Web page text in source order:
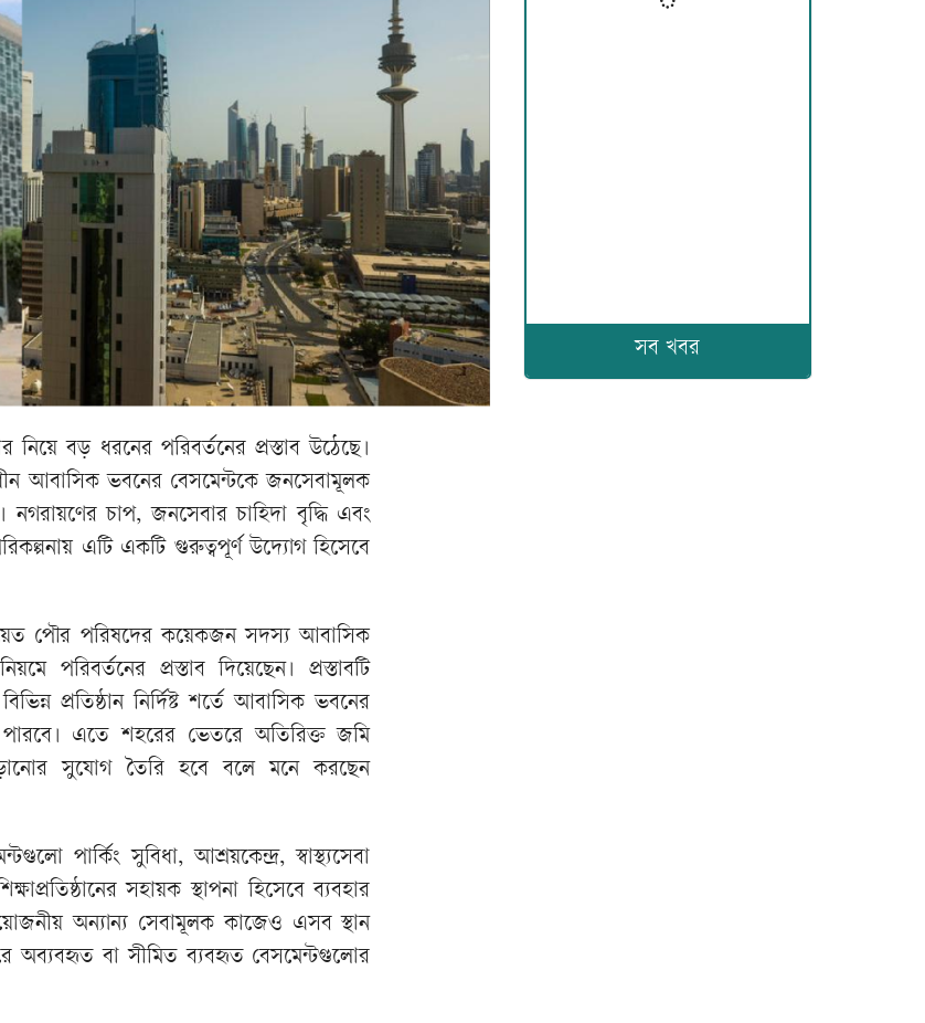
বড় ধরনের পরিবর্তনের প্রস্তাব উঠেছে।
আবাসিক ভবনের বেসমেন্টকে জনসেবামূলক
চাপ, জনসেবার চাহিদা বৃদ্ধি এবং
এটি একটি গুরুত্বপূর্ণ উদ্যোগ হিসেবে
পৌর পরিষদের কয়েকজন সদস্য আবাসিক
পরিবর্তনের প্রস্তাব দিয়েছেন। প্রস্তাবটি
প্রতিষ্ঠান নির্দিষ্ট শর্তে আবাসিক ভবনের
পারবে। এতে শহরের ভেতরে অতিরিক্ত জমি
সুযোগ তৈরি হবে বলে মনে করছেন
পার্কিং সুবিধা, আশ্রয়কেন্দ্র, স্বাস্থ্যসেবা
সহায়ক স্থাপনা হিসেবে ব্যবহার
অন্যান্য সেবামূলক কাজেও এসব স্থান
অব্যবহৃত বা সীমিত ব্যবহৃত বেসমেন্টগুলোর
সব খবর